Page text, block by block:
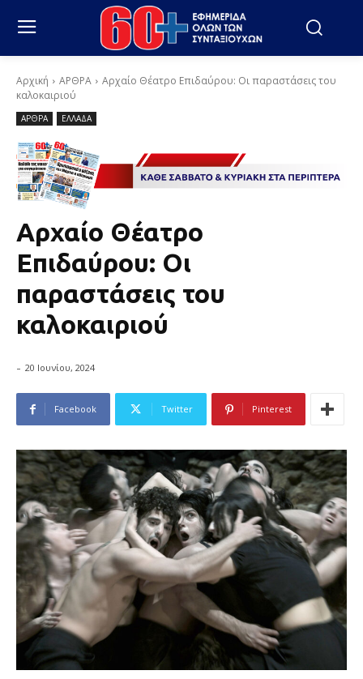
Αρχική ΑΡΘΡΑ
Αρχαίο Θέατρο Επιδαύρου: Οι παραστάσεις του
καλοκαιριού
ΑΡΘΡΑ ΕΛΛΑΔΑ
Αρχαίο Θέατρο
Επιδαύρου: Οι
παραστάσεις του
καλοκαιριού
- 20 Ιουνίου, 2024
Facebook Twitter Pinterest